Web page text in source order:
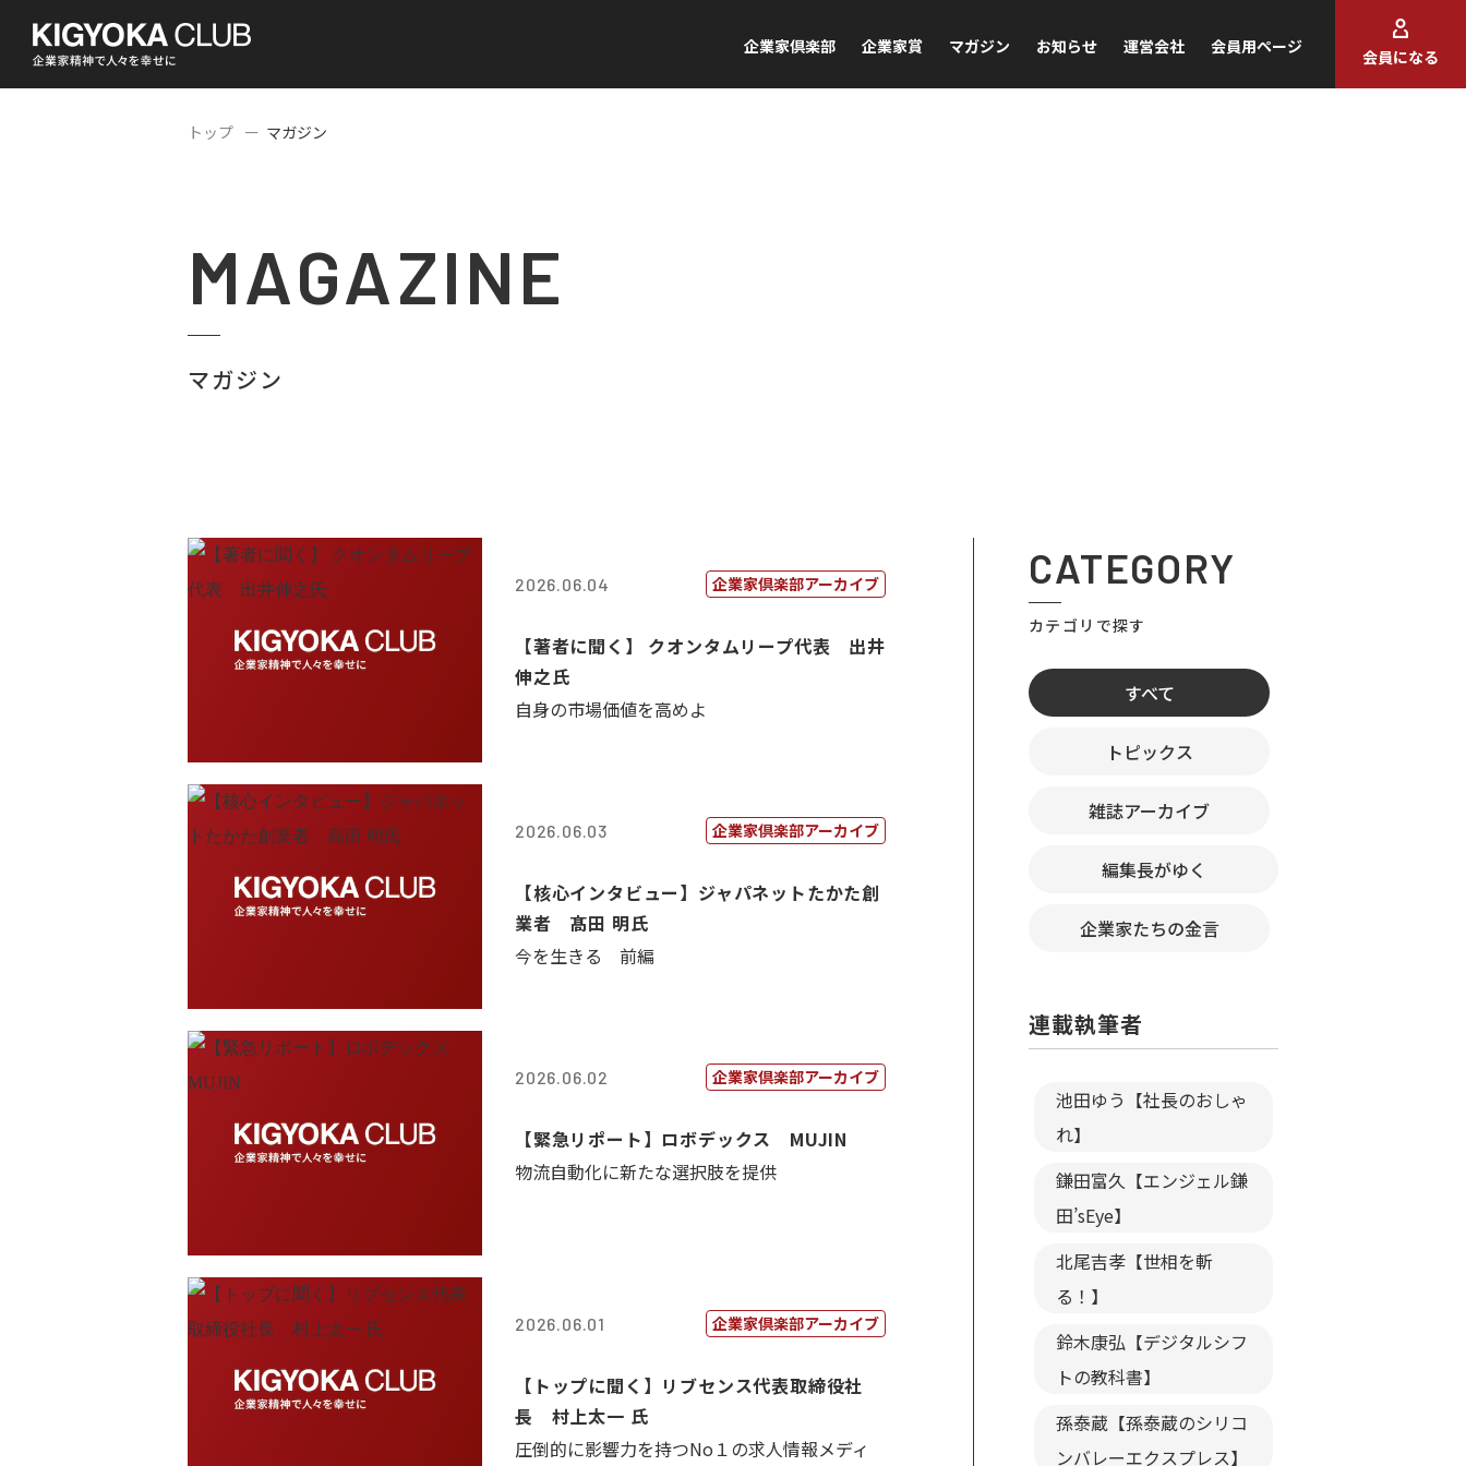
企業家倶楽部 企業家賞 マガジン お知らせ 運営会社 会員用ページ
会員になる
トップ マガジン
MAGAZINE
マガジン
2026.06.04 企業家倶楽部アーカイブ
【著者に聞く】 クオンタムリープ代表 出井
伸之氏
自身の市場価値を高めよ
2026.06.03 企業家倶楽部アーカイブ
【核心インタビュー】ジャパネットたかた創
業者 髙田 明氏
今を生きる 前編
2026.06.02 企業家倶楽部アーカイブ
【緊急リポート】ロボデックス MUJIN
物流自動化に新たな選択肢を提供
2026.06.01 企業家倶楽部アーカイブ
【トップに聞く】リブセンス代表取締役社
長 村上太一 氏
圧倒的に影響力を持つNo１の求人情報メディ
CATEGORY
カテゴリで探す
すべて
トピックス
雑誌アーカイブ
編集長がゆく
企業家たちの金言
連載執筆者
池田ゆう【社長のおしゃ
れ】
鎌田富久【エンジェル鎌
田’sEye】
北尾吉孝【世相を斬
る！】
鈴木康弘【デジタルシフ
トの教科書】
孫泰蔵【孫泰蔵のシリコ
ンバレーエクスプレス】